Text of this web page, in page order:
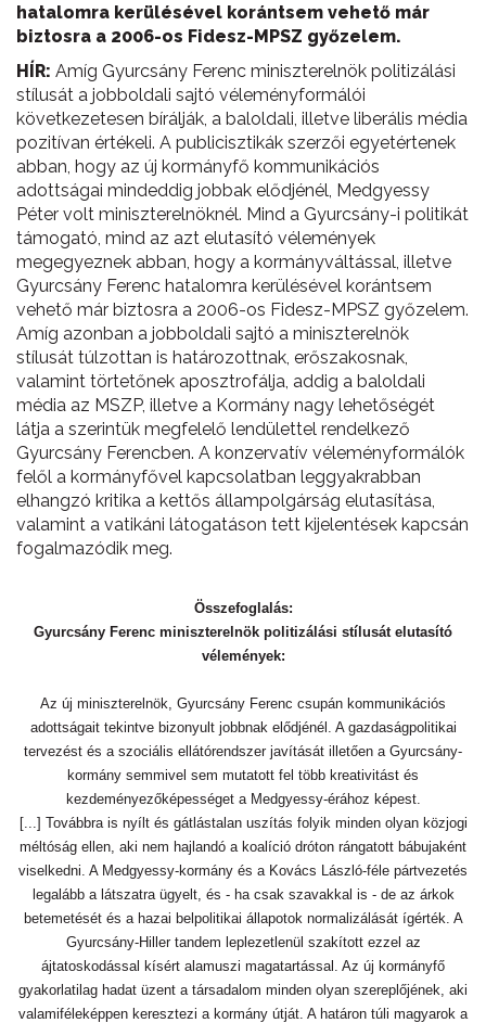
hatalomra kerülésével korántsem vehető már
biztosra a 2006-os Fidesz-MPSZ győzelem.
HÍR: Amíg Gyurcsány Ferenc miniszterelnök politizálási
stílusát a jobboldali sajtó véleményformálói
következetesen bírálják, a baloldali, illetve liberális média
pozitívan értékeli. A publicisztikák szerzői egyetértenek
abban, hogy az új kormányfő kommunikációs
adottságai mindeddig jobbak elődjénél, Medgyessy
Péter volt miniszterelnöknél. Mind a Gyurcsány-i politikát
támogató, mind az azt elutasító vélemények
megegyeznek abban, hogy a kormányváltással, illetve
Gyurcsány Ferenc hatalomra kerülésével korántsem
vehető már biztosra a 2006-os Fidesz-MPSZ győzelem.
Amíg azonban a jobboldali sajtó a miniszterelnök
stílusát túlzottan is határozottnak, erőszakosnak,
valamint törtetőnek aposztrofálja, addig a baloldali
média az MSZP, illetve a Kormány nagy lehetőségét
látja a szerintük megfelelő lendülettel rendelkező
Gyurcsány Ferencben. A konzervatív véleményformálók
felől a kormányfővel kapcsolatban leggyakrabban
elhangzó kritika a kettős állampolgárság elutasítása,
valamint a vatikáni látogatáson tett kijelentések kapcsán
fogalmazódik meg.
Összefoglalás:
Gyurcsány Ferenc miniszterelnök politizálási stílusát elutasító
vélemények:
Az új miniszterelnök, Gyurcsány Ferenc csupán kommunikációs
adottságait tekintve bizonyult jobbnak elődjénél. A gazdaságpolitikai
tervezést és a szociális ellátórendszer javítását illetően a Gyurcsány-
kormány semmivel sem mutatott fel több kreativitást és
kezdeményezőképességet a Medgyessy-érához képest.
[...] Továbbra is nyílt és gátlástalan uszítás folyik minden olyan közjogi
méltóság ellen, aki nem hajlandó a koalíció dróton rángatott bábujaként
viselkedni. A Medgyessy-kormány és a Kovács László-féle pártvezetés
legalább a látszatra ügyelt, és - ha csak szavakkal is - de az árkok
betemetését és a hazai belpolitikai állapotok normalizálását ígérték. A
Gyurcsány-Hiller tandem leplezetlenül szakított ezzel az
ájtatoskodással kísért alamuszi magatartással. Az új kormányfő
gyakorlatilag hadat üzent a társadalom minden olyan szereplőjének, aki
valamiféleképpen keresztezi a kormány útját. A határon túli magyarok a